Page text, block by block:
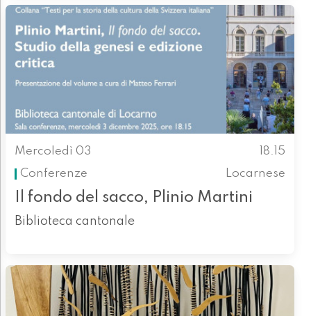
Mercoledì 03
18.15
Conferenze
Locarnese
Il fondo del sacco, Plinio Martini
Biblioteca cantonale